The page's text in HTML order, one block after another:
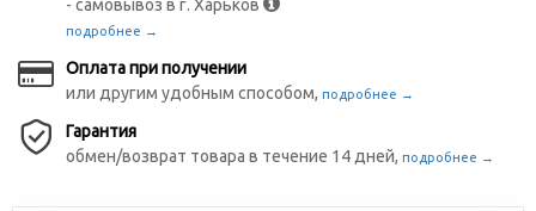
- самовывоз в г. Харьков
подробнее →
Оплата при получении
или другим удобным способом, подробнее →
Гарантия
обмен/возврат товара в течение 14 дней, подробнее →